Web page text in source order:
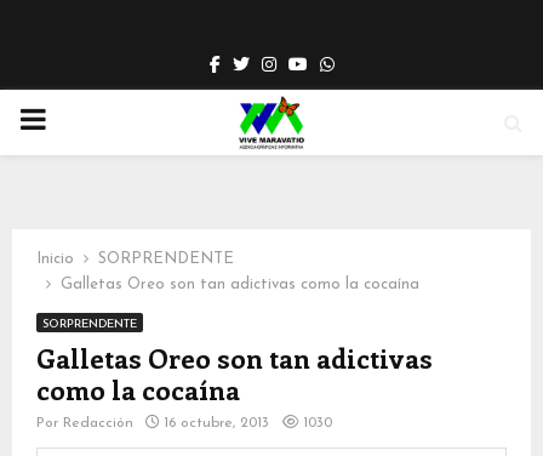
Facebook
TwitterInstagram
YoutubeWhatsapp
PRIMARY
Inicio
SORPRENDENTE
Galletas Oreo son tan adictivas como la cocaína
SORPRENDENTE
Galletas Oreo son tan adictivas
como la cocaína
Por Redacción 16 octubre, 2013 1030